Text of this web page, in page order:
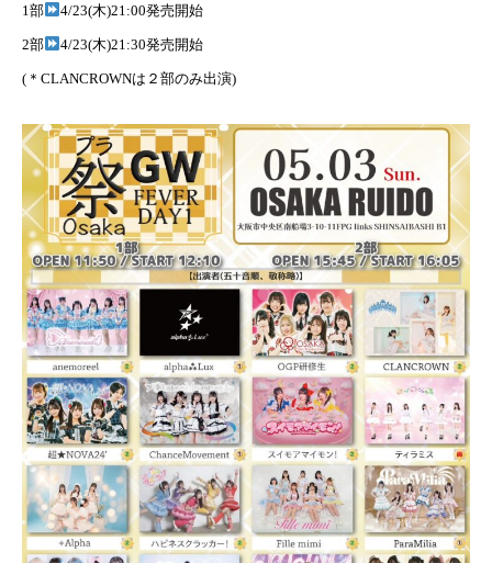
1部 4/23(木)21:00発売開始
2部 4/23(木)21:30発売開始
(＊CLANCROWNは２部のみ出演)